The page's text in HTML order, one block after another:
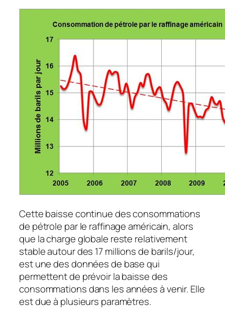
Cette baisse continue des consommations
de pétrole par le raffinage américain, alors
que la charge globale reste relativement
stable autour des 17 millions de barils/jour,
est une des données de base qui
permettent de prévoir la baisse des
consommations dans les années à venir. Elle
est due à plusieurs paramètres.